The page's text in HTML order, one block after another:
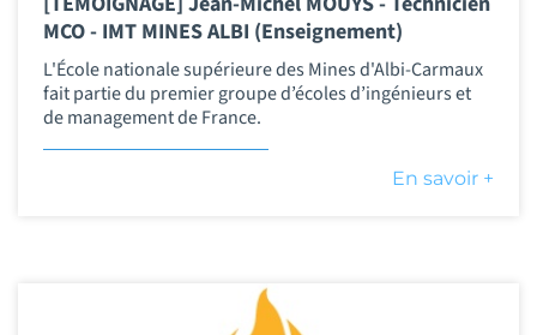
MCO - IMT MINES ALBI (Enseignement)
L'École nationale supérieure des Mines d'Albi-Carmaux
fait partie du premier groupe d’écoles d’ingénieurs et
de management de France.
En savoir +